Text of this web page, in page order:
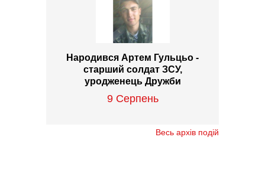
Народився Артем Гульцьо -
старший солдат ЗСУ,
уродженець Дружби
9 Серпень
Весь архів подій